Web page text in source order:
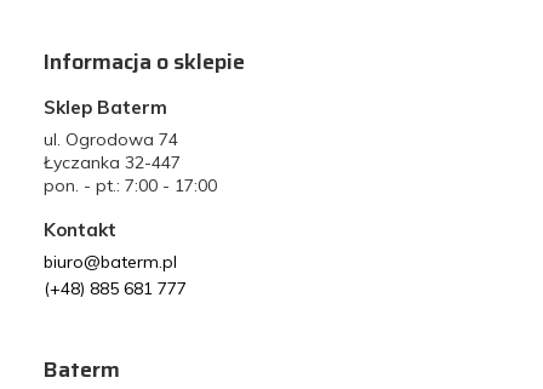
Informacja o sklepie
Sklep Baterm
ul. Ogrodowa 74
Łyczanka 32-447
pon. - pt.: 7:00 - 17:00
Kontakt
biuro@baterm.pl
(+48) 885 681 777
Baterm